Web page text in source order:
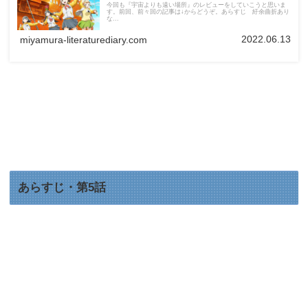
今回も『宇宙よりも遠い場所』のレビューをしていこうと思いま
す。前回、前々回の記事は↓からどうぞ。あらすじ 紆余曲折あり
な...
miyamura-literaturediary.com 2022.06.13
あらすじ・第5話